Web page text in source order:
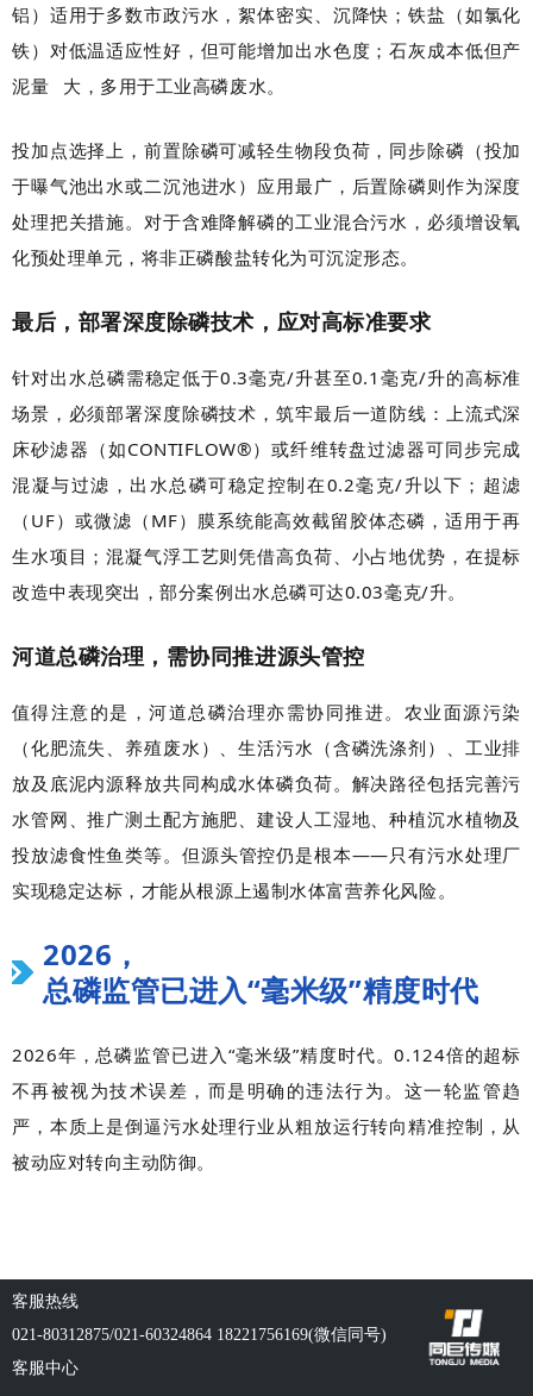
铝）适用于多数市政污水，絮体密实、沉降快；铁盐（如氯化
铁）对低温适应性好，但可能增加出水色度；石灰成本低但产
泥量
大，多用于工业高磷废水。
投加点选择上，前置除磷可减轻生物段负荷，同步除磷（投加
于曝气池出水或二沉池进水）应用最广，后置除磷则作为深度
处理把关措施。对于含难降解磷的工业混合污水，必须增设氧
化预处理单元，将非正磷酸盐转化为可沉淀形态。
最后，部署深度除磷技术，应对高标准要求
针对出水总磷需稳定低于0.3毫克/升甚至0.1毫克/升的高标准
场景，必须部署深度除磷技术，筑牢最后一道防线：上流式深
床砂滤器（如CONTIFLOW®）或纤维转盘过滤器可同步完成
混凝与过滤，出水总磷可稳定控制在0.2毫克/升以下；超滤
（UF）或微滤（MF）膜系统能高效截留胶体态磷，适用于再
生水项目；混凝气浮工艺则凭借高负荷、小占地优势，在提标
改造中表现突出，部分案例出水总磷可达0.03毫克/升。
河道总磷治理，需协同推进源头管控
值得注意的是，河道总磷治理亦需协同推进。农业面源污染
（化肥流失、养殖废水）、生活污水（含磷洗涤剂）、工业排
放及底泥内源释放共同构成水体磷负荷。解决路径包括完善污
水管网、推广测土配方施肥、建设人工湿地、种植沉水植物及
投放滤食性鱼类等。但源头管控仍是根本——只有污水处理厂
实现稳定达标，才能从根源上遏制水体富营养化风险。
2026，
总磷监管已进入“毫米级”精度时代
2026年，总磷监管已进入“毫米级”精度时代。0.124倍的超标
不再被视为技术误差，而是明确的违法行为。这一轮监管趋
严，本质上是倒逼污水处理行业从粗放运行转向精准控制，从
被动应对转向主动防御。
客服热线
021-80312875/021-60324864 18221756169(微信同号)
客服中心